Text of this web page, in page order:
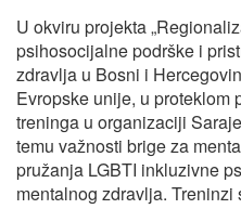
U okviru projekta
psihosocijalne podrške i
zdravlja u Bosni i
Evropske unije, u proteklom
treninga u organizaciji
temu važnosti brige za
pružanja LGBTI inkluzivne
mentalnog zdravlja.